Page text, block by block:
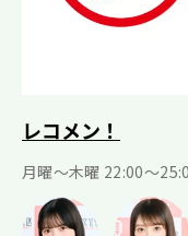
レコメン！
月曜〜木曜 22:00〜